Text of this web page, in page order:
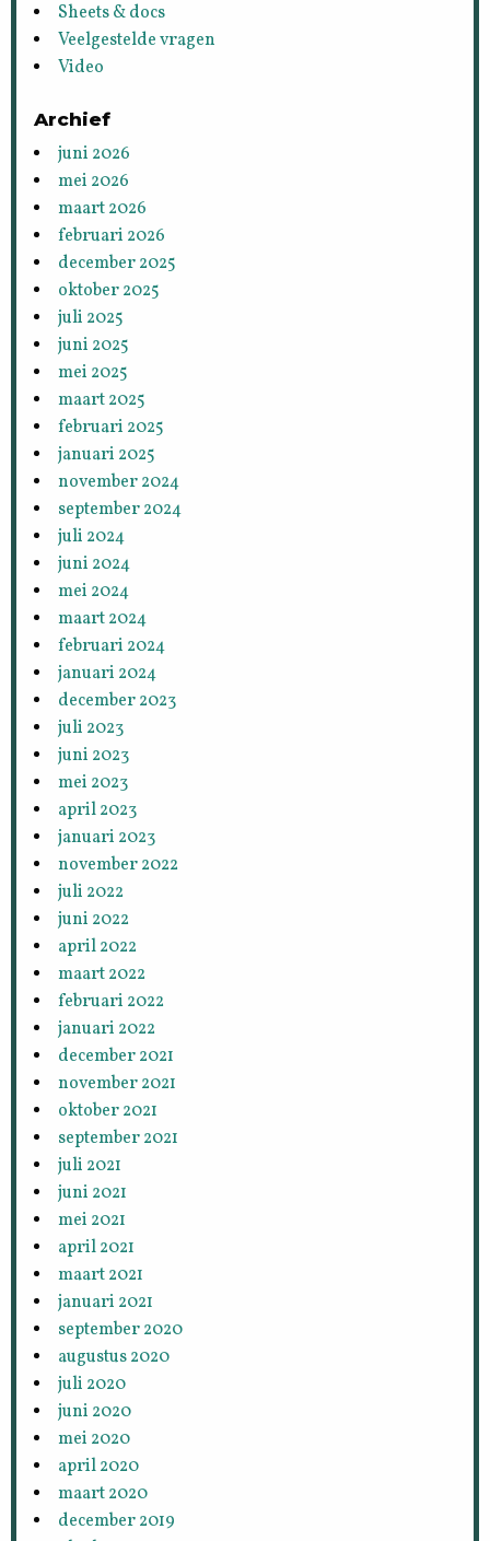
Sheets & docs
Veelgestelde vragen
Video
Archief
juni 2026
mei 2026
maart 2026
februari 2026
december 2025
oktober 2025
juli 2025
juni 2025
mei 2025
maart 2025
februari 2025
januari 2025
november 2024
september 2024
juli 2024
juni 2024
mei 2024
maart 2024
februari 2024
januari 2024
december 2023
juli 2023
juni 2023
mei 2023
april 2023
januari 2023
november 2022
juli 2022
juni 2022
april 2022
maart 2022
februari 2022
januari 2022
december 2021
november 2021
oktober 2021
september 2021
juli 2021
juni 2021
mei 2021
april 2021
maart 2021
januari 2021
september 2020
augustus 2020
juli 2020
juni 2020
mei 2020
april 2020
maart 2020
december 2019